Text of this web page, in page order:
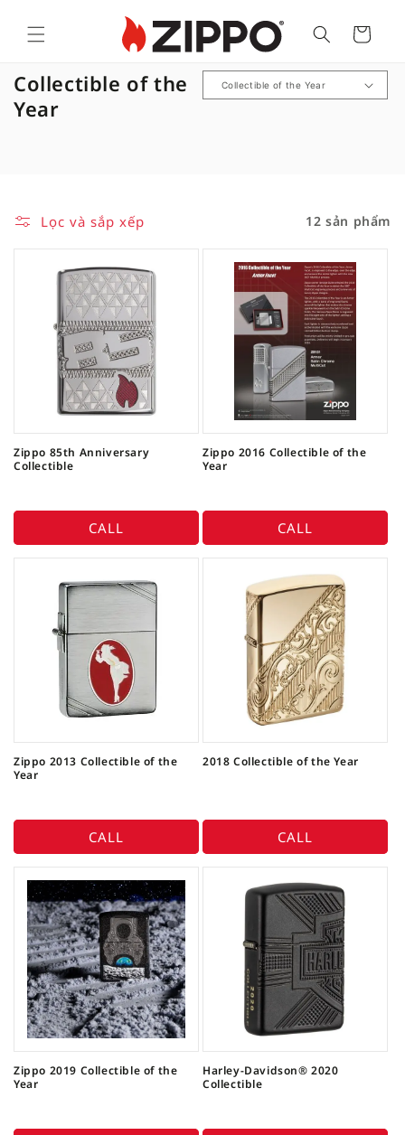
Cart
B
ộ
ậ
Collectible of the
Year
Lọc và sắp xếp 12 sản phẩm
Zippo 85th Anniversary
Collectible
CALL
Zippo 2016 Collectible of the
Year
CALL
Zippo 2013 Collectible of the
Year
CALL
2018 Collectible of the Year
CALL
Zippo 2019 Collectible of the
Year
Harley-Davidson® 2020
Collectible